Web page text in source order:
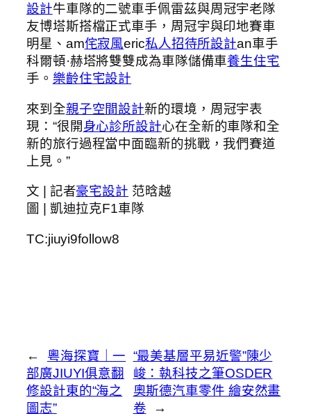
設計牛車隊的二號車手佩雷茲與周冠宇老隊
友博塔斯搭檔正式車手，周冠宇與印地賽車
明星、am侘寂風eric私人招待所設計an車手
科爾頓·赫塔將雙雙成為車隊儲備車養生住宅
手。 樂齡住宅設計
來到全親子空間設計新的環境，周冠宇表
現：“很開身心診所設計心在全新的車隊和全
新的旅行過程當中面臨新的挑戰，我們賽道
上見。”
文 | 記者豪宅設計 范晗越
圖 | 凱迪拉克F1車隊
TC:jiuyi9follow8
←
粵海探寶｜一
部廣JIUYI俱意翻
修設計東的“海之
圖志”
“最美基層平易近警”陳少
峻：執科技之筆OSDER
奧斯德汽車零件 繪安然畫
卷
→